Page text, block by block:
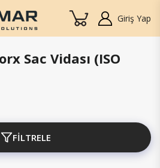
Giriş Yap
Sac Vidası (ISO
FİLTRELE